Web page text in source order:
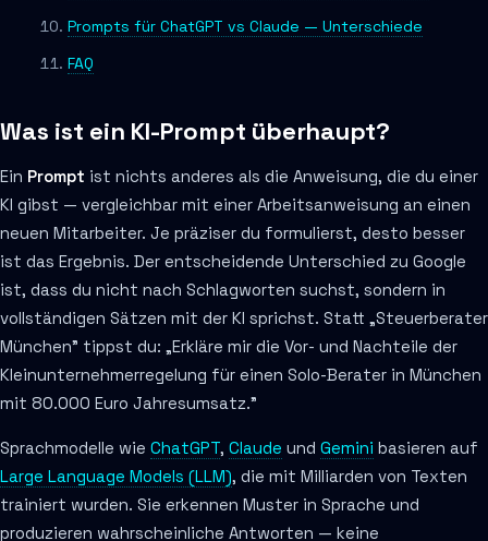
Prompts für ChatGPT vs Claude — Unterschiede
FAQ
Was ist ein KI-Prompt überhaupt?
Ein Prompt ist nichts anderes als die Anweisung, die du einer
KI gibst — vergleichbar mit einer Arbeitsanweisung an einen
neuen Mitarbeiter. Je präziser du formulierst, desto besser
ist das Ergebnis. Der entscheidende Unterschied zu Google
ist, dass du nicht nach Schlagworten suchst, sondern in
vollständigen Sätzen mit der KI sprichst. Statt „Steuerberater
München" tippst du: „Erkläre mir die Vor- und Nachteile der
Kleinunternehmerregelung für einen Solo-Berater in München
mit 80.000 Euro Jahresumsatz."
Sprachmodelle wie ChatGPT, Claude und Gemini basieren auf
Large Language Models (LLM), die mit Milliarden von Texten
trainiert wurden. Sie erkennen Muster in Sprache und
produzieren wahrscheinliche Antworten — keine